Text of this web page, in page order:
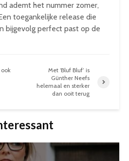
ademt het nummer zomer,
toegankelijke release die
bijgevolg perfect past op de
ook
Met ‘Bluf Bluf’ is
Günther Neefs
helemaal en sterker
dan ooit terug